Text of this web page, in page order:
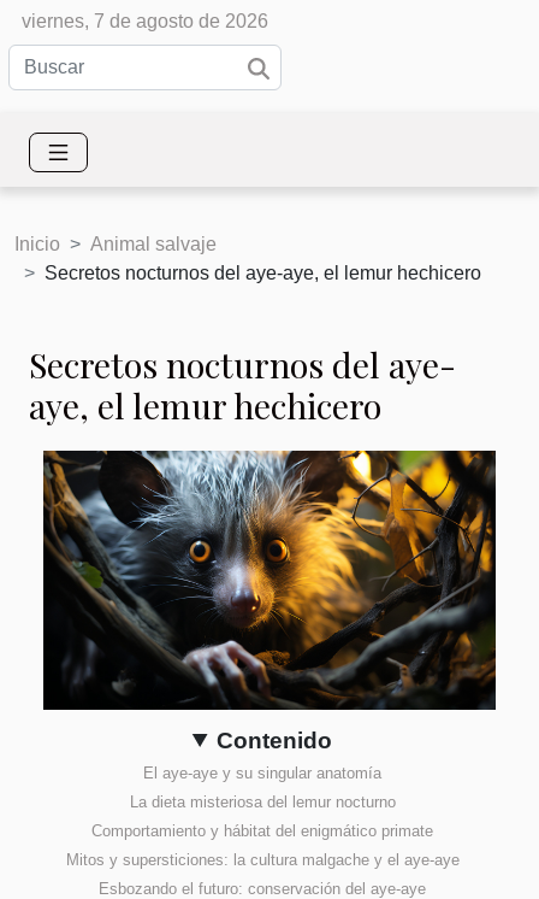
viernes, 7 de agosto de 2026
Inicio
Animal salvaje
Secretos nocturnos del aye-aye, el lemur hechicero
Secretos nocturnos del aye-
aye, el lemur hechicero
Contenido
El aye-aye y su singular anatomía
La dieta misteriosa del lemur nocturno
Comportamiento y hábitat del enigmático primate
Mitos y supersticiones: la cultura malgache y el aye-aye
Esbozando el futuro: conservación del aye-aye